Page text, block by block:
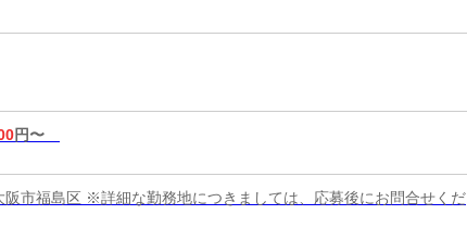
円〜
阪市福島区 ※詳細な勤務地につきましては、応募後にお問合せくだ